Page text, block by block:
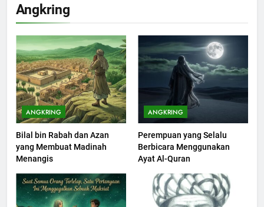
Angkring
ANGKRING
Bilal bin Rabah dan Azan
yang Membuat Madinah
Menangis
ANGKRING
Perempuan yang Selalu
Berbicara Menggunakan
Ayat Al-Quran
200
Khutbah Idul Fitri di Rumah
KHUTBAH